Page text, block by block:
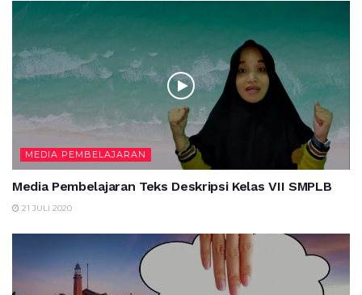
MEDIA PEMBELAJARAN
Media Pembelajaran Teks Deskripsi Kelas VII SMPLB
21 JULI 2020